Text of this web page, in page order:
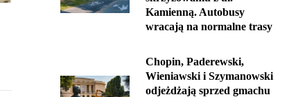
Kamienną. Autobusy
wracają na normalne trasy
Chopin, Paderewski,
Wieniawski i Szymanowski
odjeżdżają sprzed gmachu